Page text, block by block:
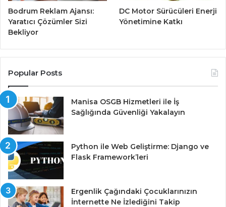
Bodrum Reklam Ajansı:
Yaratıcı Çözümler Sizi
Bekliyor
DC Motor Sürücüleri Enerji
Yönetimine Katkı
Popular Posts
Manisa OSGB Hizmetleri ile İş
Sağlığında Güvenliği Yakalayın
Python ile Web Geliştirme: Django ve
Flask Framework’leri
Ergenlik Çağındaki Çocuklarınızın
İnternette Ne İzlediğini Takip